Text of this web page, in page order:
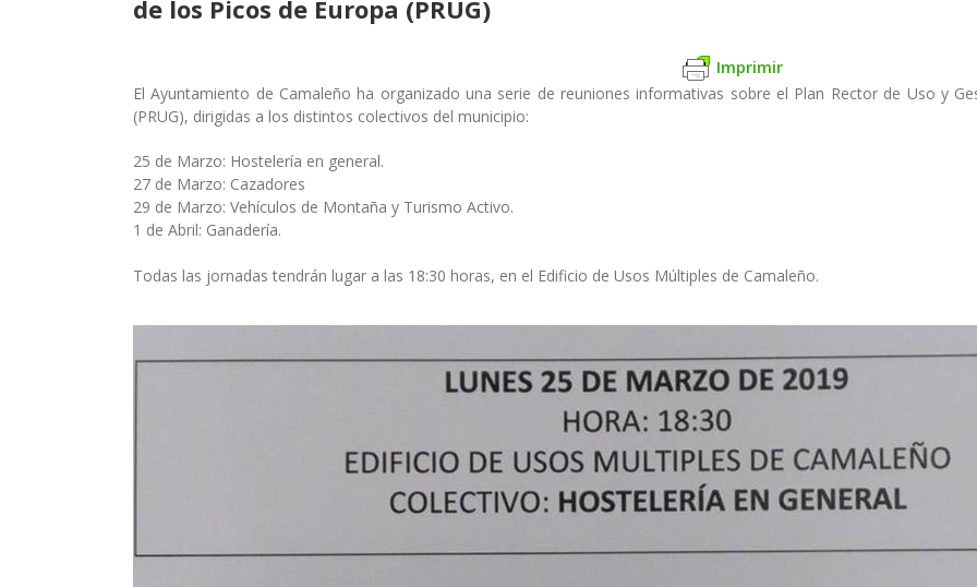
de los Picos de Europa (PRUG)
Imprimir
El Ayuntamiento de Camaleño ha organizado una serie de reuniones informativas sobre el Plan Rector de Uso y
(PRUG), dirigidas a los distintos colectivos del municipio:
25 de Marzo: Hostelería en general.
27 de Marzo: Cazadores
29 de Marzo: Vehículos de Montaña y Turismo Activo.
1 de Abril: Ganadería.
Todas las jornadas tendrán lugar a las 18:30 horas, en el Edificio de Usos Múltiples de Camaleño.